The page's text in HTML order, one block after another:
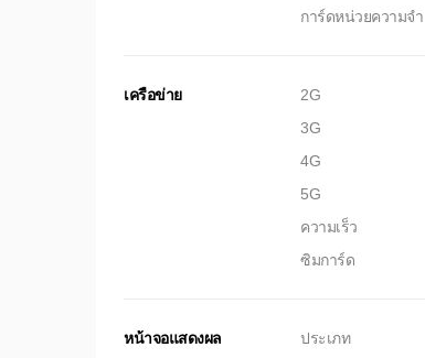
การ์ดหน่วยความจำ
เครือข่าย 2G
3G
4G
5G
ความเร็ว
ซิมการ์ด
หน้าจอแสดงผล ประเภท